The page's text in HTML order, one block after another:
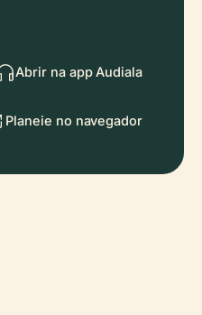
Abrir na app Audiala
Planeie no navegador